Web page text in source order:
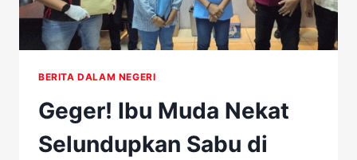
BERITA DALAM NEGERI
Geger! Ibu Muda Nekat
Selundupkan Sabu di